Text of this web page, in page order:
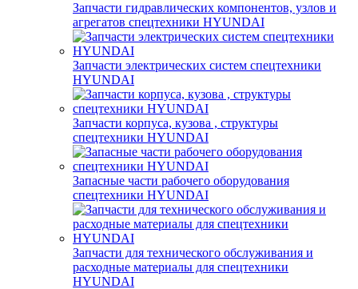
Запчасти гидравлических компонентов, узлов и
агрегатов спецтехники HYUNDAI
Запчасти электрических систем спецтехники
HYUNDAI
Запчасти корпуса, кузова , структуры
спецтехники HYUNDAI
Запасные части рабочего оборудования
спецтехники HYUNDAI
Запчасти для технического обслуживания и
расходные материалы для спецтехники
HYUNDAI